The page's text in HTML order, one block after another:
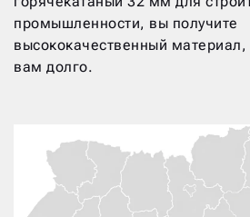
промышленности, вы получите
высококачественный
вам долго.